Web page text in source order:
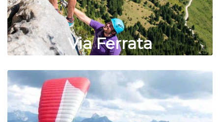
Via Ferrata